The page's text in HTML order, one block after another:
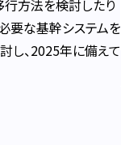
行方法を検討したり
要な基幹システムを
し、2025年に備えて